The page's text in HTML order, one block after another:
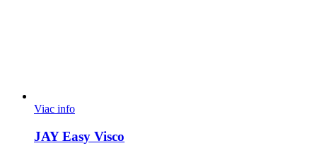
Viac info
JAY Easy Visco